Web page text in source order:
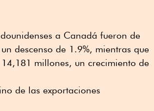
a Canadá fueron de
descenso de 1.9%, mientras que
millones, un crecimiento de
de las exportaciones